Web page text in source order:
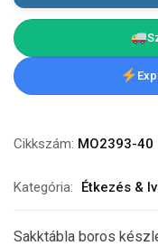
Cikkszám: MO2393-40
Kategória: Étkezés &
Sakktábla boros